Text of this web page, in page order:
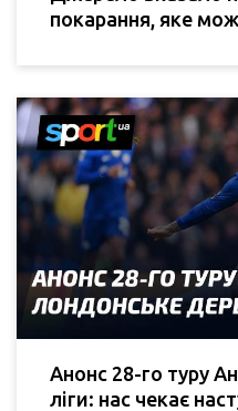
покарання, яке
Анонс 28-го туру
ліги: нас чекає